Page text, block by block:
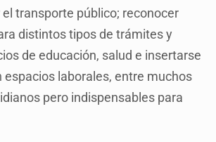
transporte público; reconocer
distintos tipos de trámites y
de educación, salud e insertarse
laborales, entre muchos
pero indispensables para